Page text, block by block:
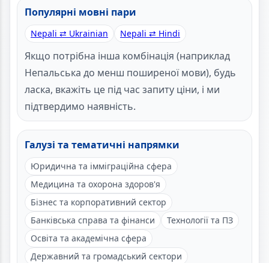
Популярні мовні пари
Nepali ⇄ Ukrainian Nepali ⇄ Hindi
Якщо потрібна інша комбінація (наприклад
Непальська до менш поширеної мови), будь
ласка, вкажіть це під час запиту ціни, і ми
підтвердимо наявність.
Галузі та тематичні напрямки
Юридична та імміграційна сфера
Медицина та охорона здоров'я
Бізнес та корпоративний сектор
Банківська справа та фінанси
Технології та ПЗ
Освіта та академічна сфера
Державний та громадський сектори